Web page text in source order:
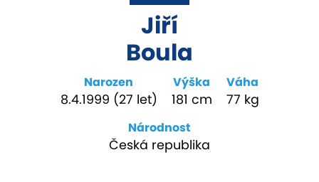
Jiří
Boula
Narozen
8.4.1999 (27 let)
Výška
181 cm
Váha
77 kg
Národnost
Česká republika